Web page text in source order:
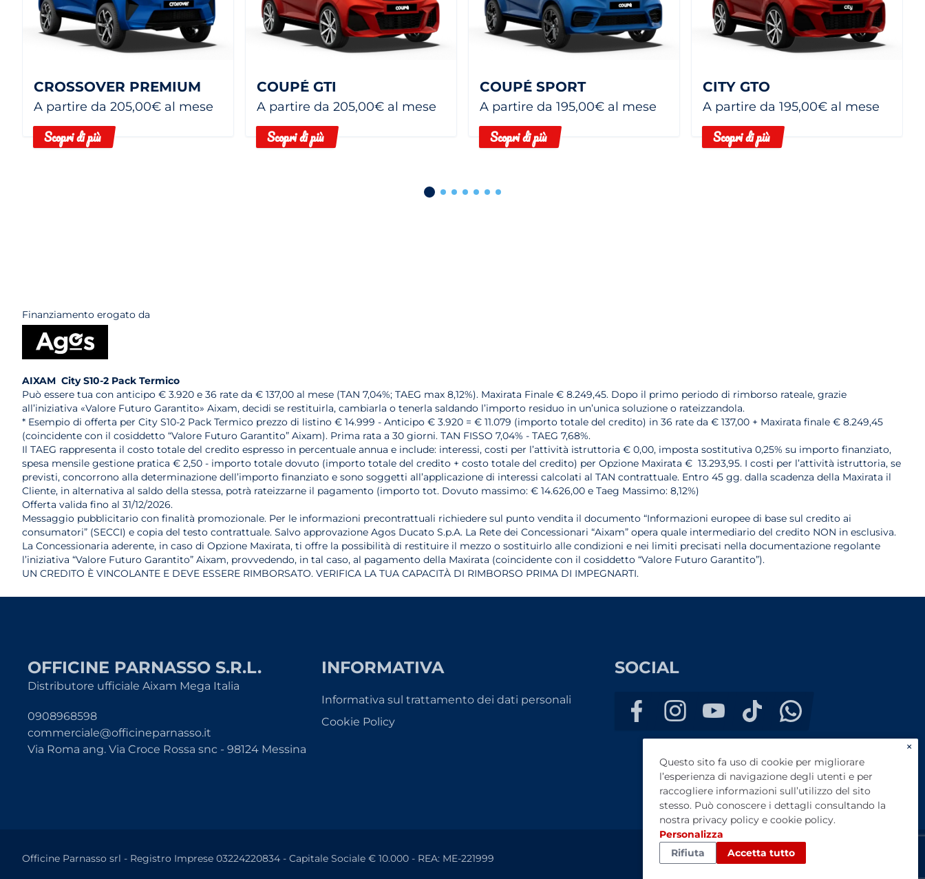
CROSSOVER PREMIUM
A partire da 205,00€ al mese
Scopri di più
COUPÉ GTI
A partire da 205,00€ al mese
Scopri di più
COUPÉ SPORT
A partire da 195,00€ al mese
Scopri di più
CITY GTO
A partire da 195,00€ al mese
Scopri di più
Finanziamento erogato da
AIXAM City S10-2 Pack Termico
Può essere tua con anticipo € 3.920 e 36 rate da € 137,00 al mese (TAN 7,04%; TAEG max 8,12%). Maxirata Finale € 8.249,45. Dopo il primo periodo di rimborso rateale, grazie
all’iniziativa «Valore Futuro Garantito» Aixam, decidi se restituirla, cambiarla o tenerla saldando l’importo residuo in un’unica soluzione o rateizzandola.
* Esempio di offerta per City S10-2 Pack Termico prezzo di listino € 14.999 - Anticipo € 3.920 = € 11.079 (importo totale del credito) in 36 rate da € 137,00 + Maxirata finale € 8.249,45
(coincidente con il cosiddetto “Valore Futuro Garantito” Aixam). Prima rata a 30 giorni. TAN FISSO 7,04% - TAEG 7,68%.
Il TAEG rappresenta il costo totale del credito espresso in percentuale annua e include: interessi, costi per l’attività istruttoria € 0,00, imposta sostitutiva 0,25% su importo finanziato,
spesa mensile gestione pratica € 2,50 - importo totale dovuto (importo totale del credito + costo totale del credito) per Opzione Maxirata € 13.293,95. I costi per l’attività istruttoria, se
previsti, concorrono alla determinazione dell’importo finanziato e sono soggetti all’applicazione di interessi calcolati al TAN contrattuale. Entro 45 gg. dalla scadenza della Maxirata il
Cliente, in alternativa al saldo della stessa, potrà rateizzarne il pagamento (importo tot. Dovuto massimo: € 14.626,00 e Taeg Massimo: 8,12%)
Offerta valida fino al 31/12/2026.
Messaggio pubblicitario con finalità promozionale. Per le informazioni precontrattuali richiedere sul punto vendita il documento “Informazioni europee di base sul credito ai
consumatori” (SECCI) e copia del testo contrattuale. Salvo approvazione Agos Ducato S.p.A. La Rete dei Concessionari “Aixam” opera quale intermediario del credito NON in esclusiva.
La Concessionaria aderente, in caso di Opzione Maxirata, ti offre la possibilità di restituire il mezzo o sostituirlo alle condizioni e nei limiti precisati nella documentazione regolante
l’iniziativa “Valore Futuro Garantito” Aixam, provvedendo, in tal caso, al pagamento della Maxirata (coincidente con il cosiddetto “Valore Futuro Garantito”).
UN CREDITO È VINCOLANTE E DEVE ESSERE RIMBORSATO. VERIFICA LA TUA CAPACITÀ DI RIMBORSO PRIMA DI IMPEGNARTI.
OFFICINE PARNASSO S.R.L.
Distributore ufficiale Aixam Mega Italia
0908968598
commerciale@officineparnasso.it
Via Roma ang. Via Croce Rossa snc - 98124 Messina
INFORMATIVA
Informativa sul trattamento dei dati personali
Cookie Policy
SOCIAL
Officine Parnasso srl - Registro Imprese 03224220834 - Capitale Sociale € 10.000 - REA: ME-221999
×
Questo sito fa uso di cookie per migliorare
l’esperienza di navigazione degli utenti e per
raccogliere informazioni sull’utilizzo del sito
stesso. Può conoscere i dettagli consultando la
nostra privacy policy e cookie policy.
Personalizza
Rifiuta
Accetta tutto